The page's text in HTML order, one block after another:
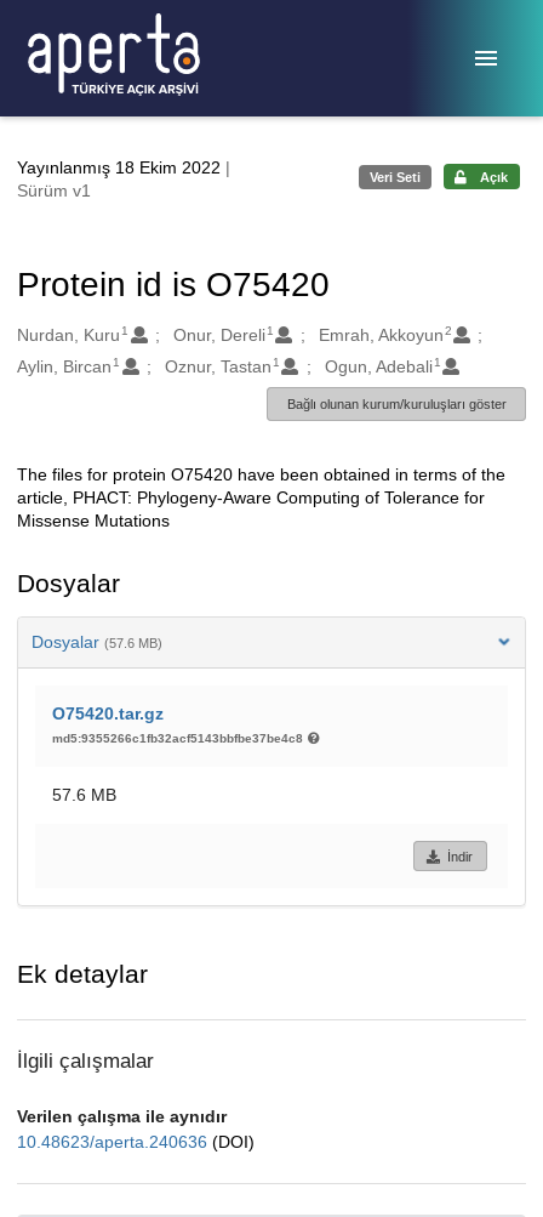
Yayınlanmış 18 Ekim 2022 |
Sürüm v1
Veri Seti Açık
Protein id is O75420
Oluşturanlar
Nurdan, Kuru 1 Onur, Dereli 1 Emrah, Akkoyun2
Aylin, Bircan 1 Oznur, Tastan 1 Ogun, Adebali 1
Bağlı olunan kurum/kuruluşları göster
Açıklama
The files for protein O75420 have been obtained in terms of the
article, PHACT: Phylogeny-Aware Computing of Tolerance for
Missense Mutations
Dosyalar
Dosyalar (57.6 MB)
O75420.tar.gz
md5:9355266c1fb32acf5143bbfbe37be4c8
57.6 MB
İndir
Ek detaylar
İlgili çalışmalar
Verilen çalışma ile aynıdır
10.48623/aperta.240636 (DOI)